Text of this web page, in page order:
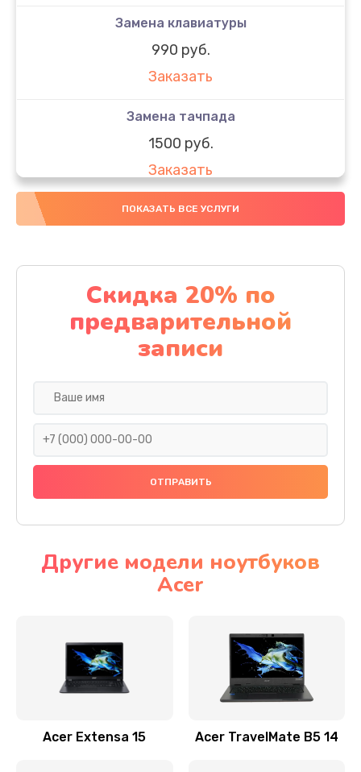
Замена клавиатуры
990 руб.
Заказать
Замена тачпада
1500 руб.
Заказать
Замена южного моста
Заказать
Чистка от пыли
1060 руб.
Заказать
Ремонт подсветки
Настройка BIOS
Замена видеочипа
Заказать
ПОКАЗАТЬ ВСЕ УСЛУГИ
Скидка 20% по
предварительной
записи
Другие модели ноутбуков
Acer
Acer Extensa 15 Acer TravelMate B5 14